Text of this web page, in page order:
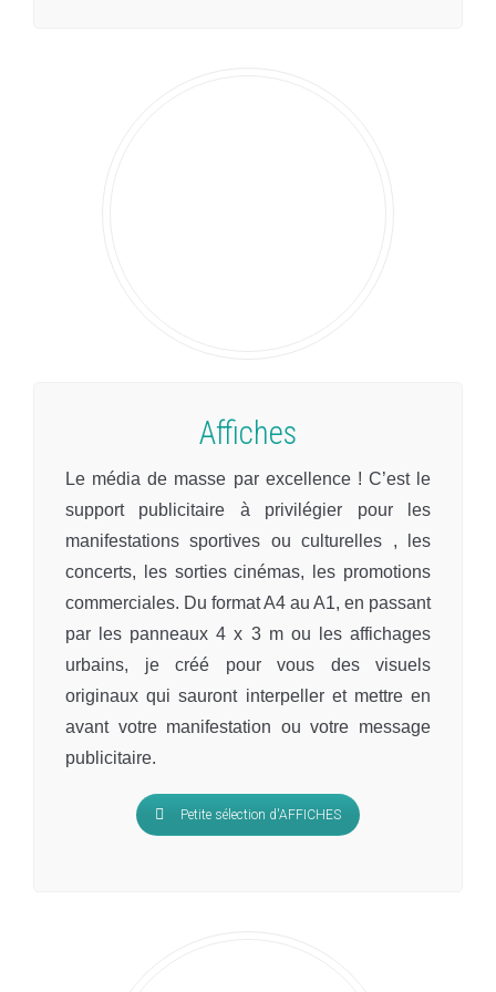
Affiches
Le média de masse par excellence ! C’est le
support publicitaire à privilégier pour les
manifestations sportives ou culturelles , les
concerts, les sorties cinémas, les promotions
commerciales. Du format A4 au A1, en passant
par les panneaux 4 x 3 m ou les affichages
urbains, je créé pour vous des visuels
originaux qui sauront interpeller et mettre en
avant votre manifestation ou votre message
publicitaire.
Petite sélection d'AFFICHES